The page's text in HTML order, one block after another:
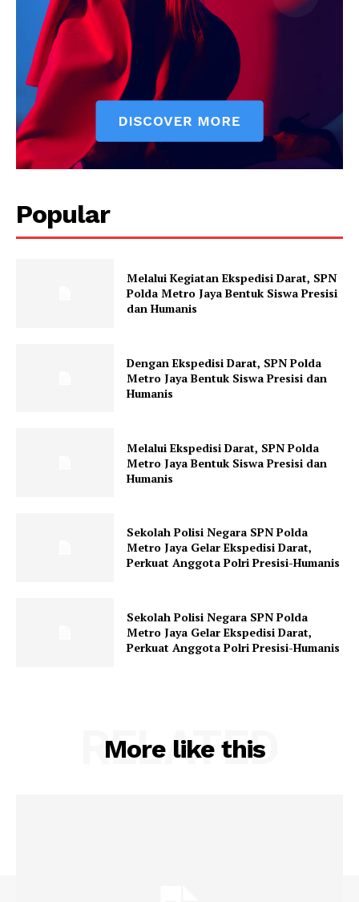
About
Subscription Plans
Klinik Gigi Terdekat
Popular
Melalui Kegiatan Ekspedisi Darat, SPN
Polda Metro Jaya Bentuk Siswa Presisi
dan Humanis
Dengan Ekspedisi Darat, SPN Polda
Metro Jaya Bentuk Siswa Presisi dan
Humanis
Melalui Ekspedisi Darat, SPN Polda
Metro Jaya Bentuk Siswa Presisi dan
Humanis
Sekolah Polisi Negara SPN Polda
Metro Jaya Gelar Ekspedisi Darat,
Perkuat Anggota Polri Presisi-Humanis
Sekolah Polisi Negara SPN Polda
Metro Jaya Gelar Ekspedisi Darat,
Perkuat Anggota Polri Presisi-Humanis
More like this
RELATED